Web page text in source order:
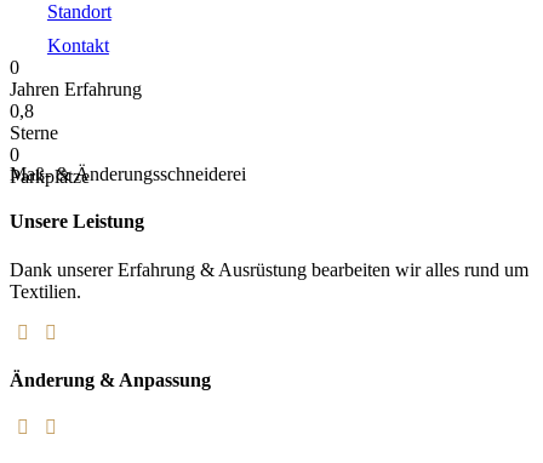
Standort
Kontakt
0
Jahren Erfahrung
0,8
Sterne
0
Parkplätze
Maß- & Änderungsschneiderei
Unsere Leistung
Dank unserer Erfahrung & Ausrüstung bearbeiten wir alles rund um
Textilien.
Änderung & Anpassung